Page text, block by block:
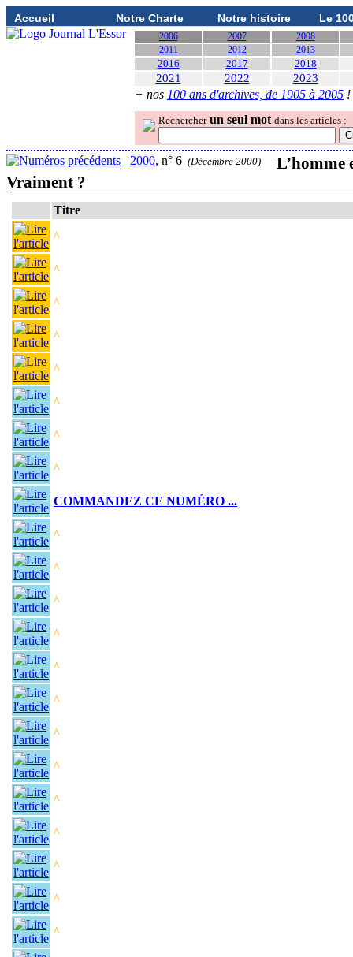
Accueil Notre Charte Notre histoire Le
2006 2007
2008
2011
2012 2013
2016 2017 2018
2021 2022 2023
+ nos 100 ans d'archives, de 1905 à 2005 !
Rechercher un seul mot dans les articles :
2000, n° 6 (Décembre 2000)
L’homme
Vraiment ?
Titre
^
^
^
^
^
^
^
^
COMMANDEZ CE NUMÉRO ...
^
^
^
^
^
^
^
^
^
^
^
^
^